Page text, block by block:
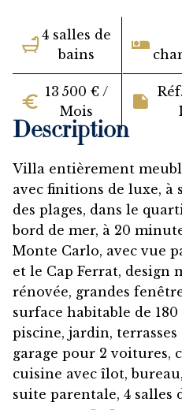
4 salles de
bains
13 500 € /
Mois
Description
Villa entièrement
avec finitions de luxe, à
des plages, dans le
bord de mer, à 20
Monte Carlo, avec vue
et le Cap Ferrat, design
rénovée, grandes
surface habitable de 180
piscine, jardin, terrasses
garage pour 2 voitures,
cuisine avec îlot,
suite parentale, 4 salles